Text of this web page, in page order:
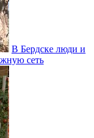
В Бердске люди и
сеть